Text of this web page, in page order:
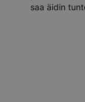
saa äidin